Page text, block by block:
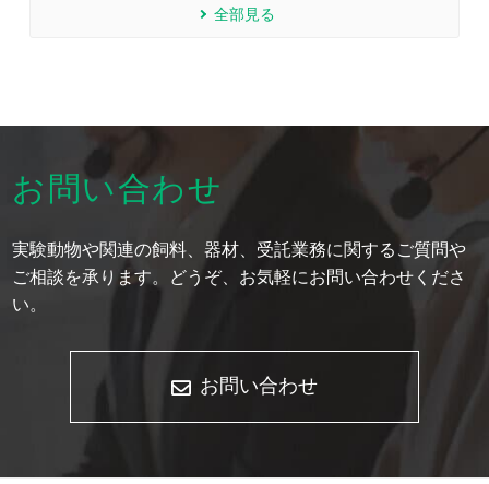
全部見る
お問い合わせ
実験動物や関連の飼料、器材、受託業務に関するご質問や
ご相談を承ります。どうぞ、お気軽にお問い合わせくださ
い。
お問い合わせ